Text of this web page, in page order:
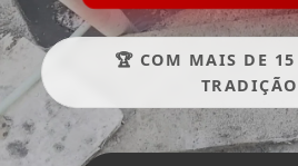
🏆 COM MAIS DE 15
TRADIÇÃO